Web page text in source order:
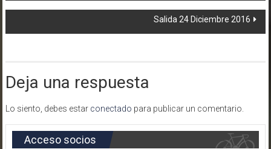
de
entradas
Salida 24 Diciembre 2016
Deja una respuesta
Lo siento, debes estar conectado para publicar un comentario.
Acceso socios